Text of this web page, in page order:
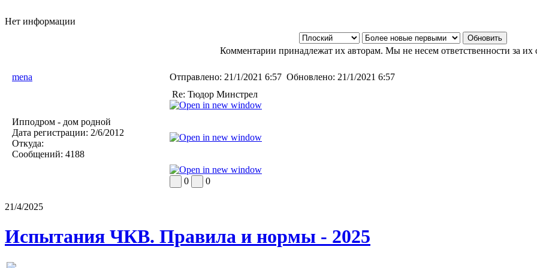
Нет информации
Комментарии принадлежат их авторам. Мы не несем ответственности за их
mena Отправлено: 21/1/2021 6:57 Обновлено: 21/1/2021 6:57
Ипподром - дом родной
Дата регистрации: 2/6/2012
Откуда:
Сообщений: 4188
Re: Тюдор Минстрел
0 0
21/4/2025
Испытания ЧКВ. Правила и нормы - 2025